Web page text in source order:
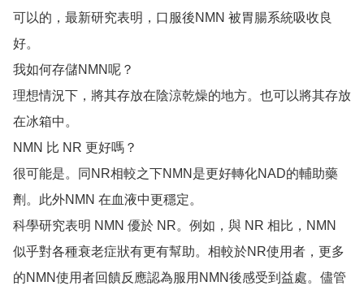
可以的，最新研究表明，口服後NMN 被胃腸系統吸收良
好。
我如何存儲NMN呢？
理想情況下，將其存放在陰涼乾燥的地方。也可以將其存放
在冰箱中。
NMN 比 NR 更好嗎？
很可能是。同NR相較之下NMN是更好轉化NAD的輔助藥
劑。此外NMN 在血液中更穩定。
科學研究表明 NMN 優於 NR。例如，與 NR 相比，NMN
似乎對各種衰老症狀有更有幫助。相較於NR使用者，更多
的NMN使用者回饋反應認為服用NMN後感受到益處。儘管